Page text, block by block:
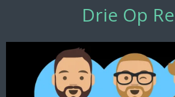
naar
hoofdinhoud
Drie Op